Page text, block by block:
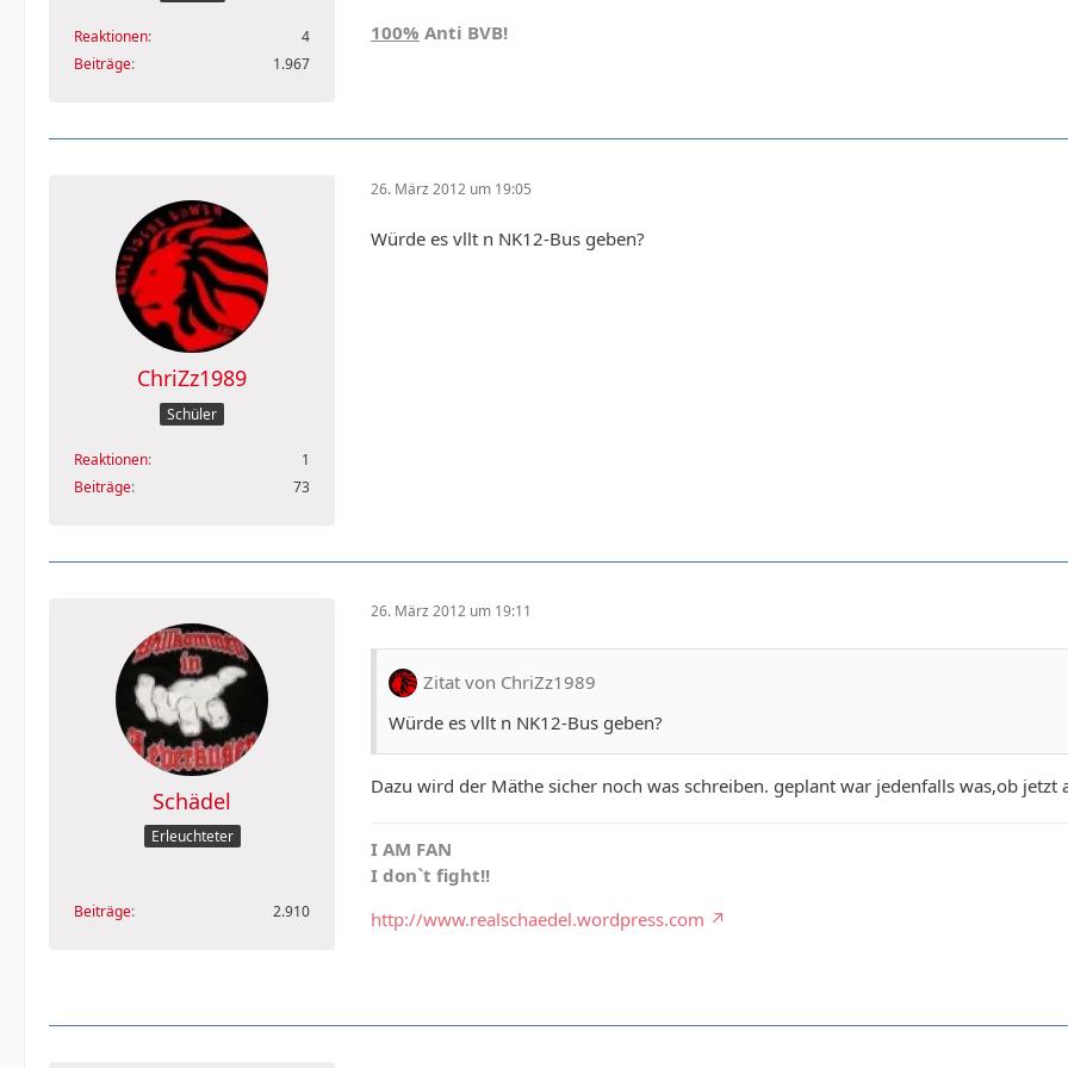
Reaktionen
4
Beiträge
1.967
100% Anti BVB!
ChriZz1989
Schüler
Reaktionen
1
Beiträge
73
26. März 2012 um 19:05
Würde es vllt n NK12-Bus geben?
Schädel
Erleuchteter
Beiträge 2.910
26. März 2012 um 19:11
Zitat von ChriZz1989
Würde es vllt n NK12-Bus geben?
Dazu wird der Mäthe sicher noch was schreiben. geplant war jedenfalls was,ob
I AM FAN
I don`t fight!!
http://www.realschaedel.wordpress.com